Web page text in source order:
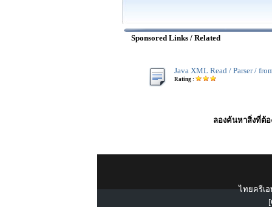
Sponsored Links / Related
Java XML Read / Parser /
Rating :
ลองค้นหาสิ่งที่ต้อ
ไทยครีเอ
[